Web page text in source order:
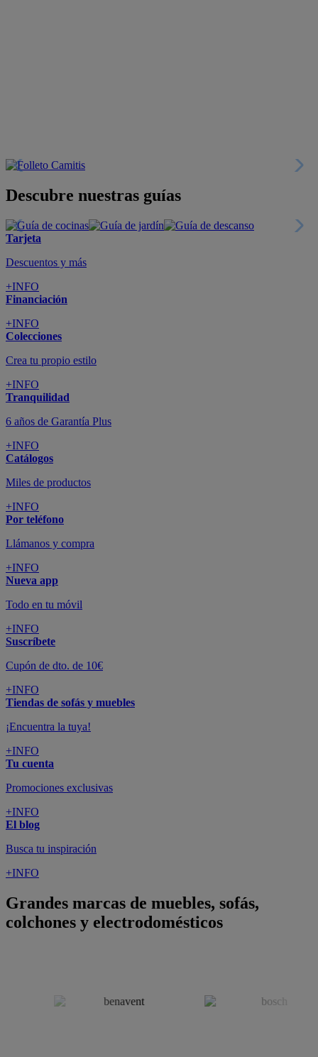
Descubre nuestras guías
Tarjeta
Descuentos y más
+INFO
Financiación
+INFO
Colecciones
Crea tu propio estilo
+INFO
Tranquilidad
6 años de Garantía Plus
+INFO
Catálogos
Miles de productos
+INFO
Por teléfono
Llámanos y compra
+INFO
Nueva app
Todo en tu móvil
+INFO
Suscríbete
Cupón de dto. de 10€
+INFO
Tiendas de sofás y muebles
¡Encuentra la tuya!
+INFO
Tu cuenta
Promociones exclusivas
+INFO
El blog
Busca tu inspiración
+INFO
Grandes marcas de muebles, sofás,
colchones y electrodomésticos